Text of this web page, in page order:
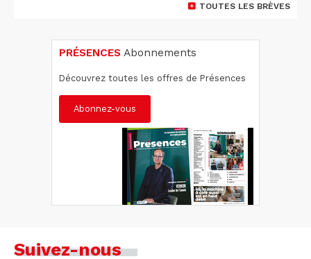
TOUTES LES BRÈVES
PRÉSENCES Abonnements
Découvrez toutes les offres de Présences
Abonnez-vous
Suivez-nous